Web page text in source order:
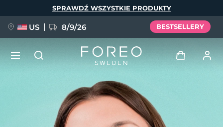
SPRAWDŹ WSZYSTKIE PRODUKTY
US 8/9/26 BESTSELLERY
Profil użytkownika
BREAKING NEWS